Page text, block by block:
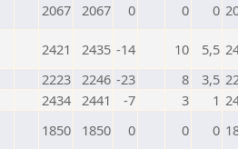
2067 2067 0 0 0
2421 2435 -14 10 5,5
2223 2246 -23 8 3,5
2434 2441 -7 3 1
1850 1850 0 0 0